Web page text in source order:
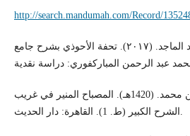
http://search.mandumah.com/Record/
٣٥. الغوري، سيد عبد الماجد. (٢٠١٧). تحفة الأحوذي بشرح جامع
٣٦. الفَـيومي، أحمد بن محمد. (1420هـ). المصباح المنير في غريب